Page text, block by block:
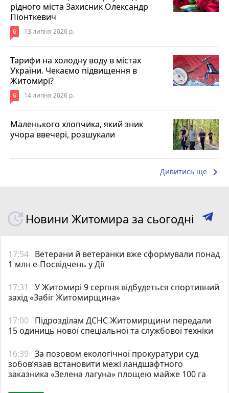
рідного міста Захисник Олександр
Піонткевич
6 13 липня 2026 р.
Тарифи на холодну воду в містах
України. Чекаємо підвищення в
Житомирі?
6 14 липня 2026 р.
Маленького хлопчика, який зник
учора ввечері, розшукали
Дивитись ще keyboard_arrow_right
Новини Житомира за сьогодні
17:54 Ветерани й ветеранки вже сформували понад
1 млн е-Посвідчень у Дії
17:31
У Житомирі 9 серпня відбудеться спортивний
захід «Забіг Житомирщина»
17:00 Підрозділам ДСНС Житомирщини передали
15 одиниць нової спеціальної та службової техніки
16:39 За позовом екологічної прокуратури суд
зобов’язав встановити межі ландшафтного
заказника «Зелена лагуна» площею майже 100 га